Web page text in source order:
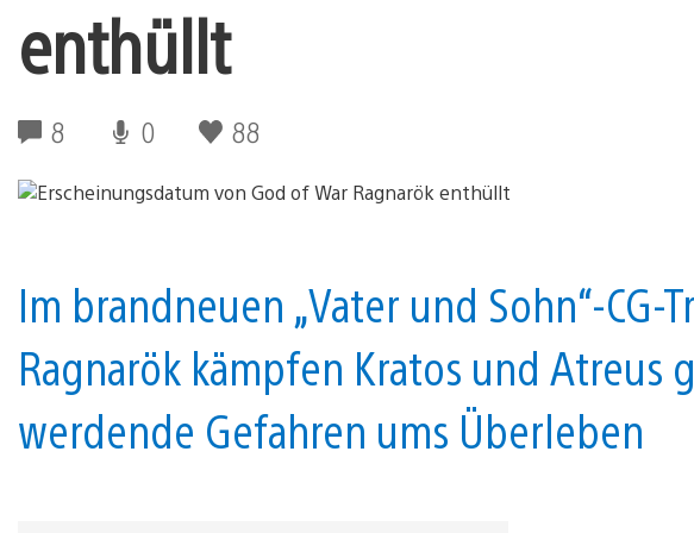
enthüllt
8 0 88
Im brandneuen „Vater und Sohn“-CG-
Ragnarök kämpfen Kratos und
werdende Gefahren ums Überleben